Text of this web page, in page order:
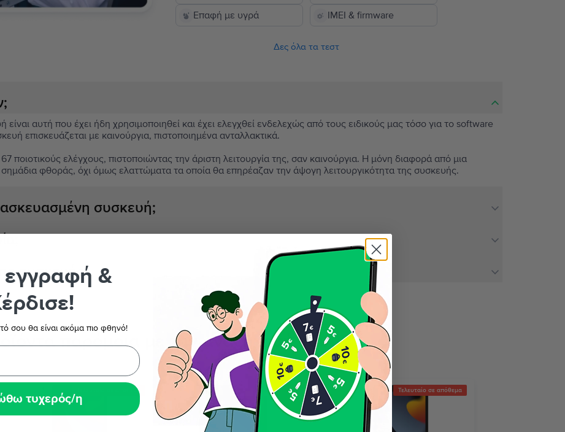
Επαφή με υγρά
IMEI & firmware
Δες όλα τα τεστ
αυτή που έχει ήδη χρησιμοποιηθεί και έχει ελεγχθεί ενδελεχώς από τους ειδικούς μας τόσο για το software
επισκευάζεται με καινούργια, πιστοποιημένα ανταλλακτικά.
ελέγχους, πιστοποιώντας την άριστη λειτουργία της, σαν καινούργια. Η μόνη διαφορά από μια
σημάδια φθοράς, όχι όμως ελαττώματα τα οποία θα επηρέαζαν την άψογη λειτουργικότητα της συσκευής.
συσκευή;
συσκευής;
παρόμοια με την αναζήτησή σου
Τελευταίο σε απόθεμα Περιορισμένο απόθεμα Τελευταίο σε απόθεμα
εγγραφή &
σου θα είναι ακόμα πιο φθηνό!
τυχερός/η